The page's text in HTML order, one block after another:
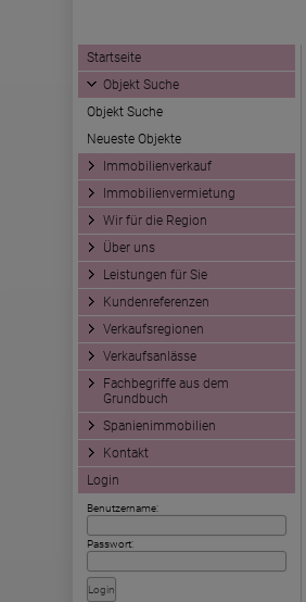
Startseite
Objekt Suche
Objekt Suche
Neueste Objekte
Immobilienverkauf
Immobilienvermietung
Wir für die Region
Über uns
Leistungen für Sie
Kundenreferenzen
Verkaufsregionen
Verkaufsanlässe
Fachbegriffe aus dem
Grundbuch
Spanienimmobilien
Kontakt
Login
Benutzername:
Passwort: